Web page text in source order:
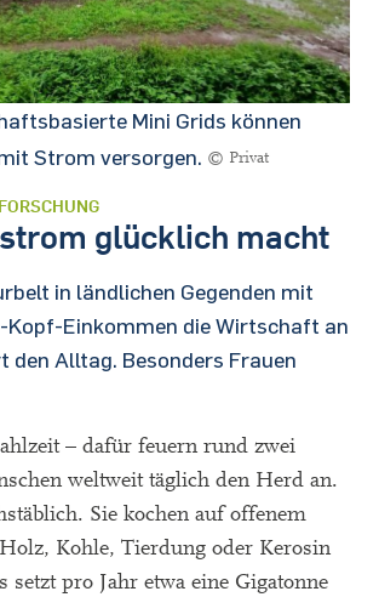
Mini Grids können
Strom versorgen. © Privat
glücklich macht
in ländlichen Gegenden mit
Kopf-Einkommen die Wirtschaft an
den Alltag. Besonders Frauen
– dafür feuern rund zwei
weltweit täglich den Herd an.
Sie kochen auf offenem
Kohle, Tierdung oder Kerosin
setzt pro Jahr etwa eine Gigatonne